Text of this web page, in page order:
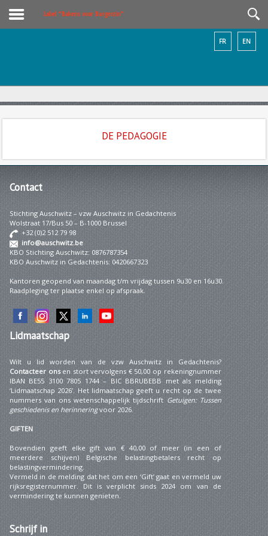
Label “Bakens voor Burgerzin”
EN
FR
DE PEDAGOGIE
Contact
Stichting Auschwitz – vzw Auschwitz in Gedachtenis
Wolstraat 17/Bus 50 – B-1000 Brussel
+32 (0)2 512 79 98
info@auschwitz.be
KBO Stichting Auschwitz: 0876787354
KBO Auschwitz in Gedachtenis: 0420667323
Kantoren geopend van maandag t/m vrijdag tussen 9u30 en 16u30.
Raadpleging ter plaatse enkel op afspraak.
Lidmaatschap
Wilt u lid worden van de vzw Auschwitz in Gedachtenis?
Contacteer onsen stort vervolgens € 50,00 op rekeningnummer
IBAN BE55 3100 7805 1744 – BIC BBRUBEBB met als melding
‘Lidmaatschap 2026’. Het lidmaatschap geeft u recht op de twee
nummers van ons wetenschappelijk tijdschrift Getuigen: Tussen
geschiedenis en herinneringvoor 2026.
GIFTEN
Bovendien geeft elke gift van € 40,00 of meer (in een of
meerdere schijven) Belgische belastingbetalers recht op
belastingvermindering.
Vermeld in de melding dat het om een ‘Gift’ gaat en vermeld uw
rijksregisternummer. Dit is verplicht sinds 2024 om van de
vermindering te kunnen genieten.
Schrijfin